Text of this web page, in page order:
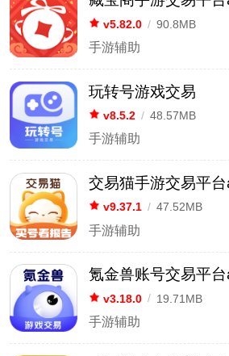
v5.82.0 / 90.8MB
手游辅助
玩转号游戏交易
v8.5.2 / 48.57MB
手游辅助
交易猫手游交易平
v9.37.1 / 47.52MB
手游辅助
氪金兽账号交易平
v3.18.0 / 19.71MB
手游辅助